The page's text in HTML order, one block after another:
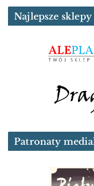
Najlepsze
Patronaty